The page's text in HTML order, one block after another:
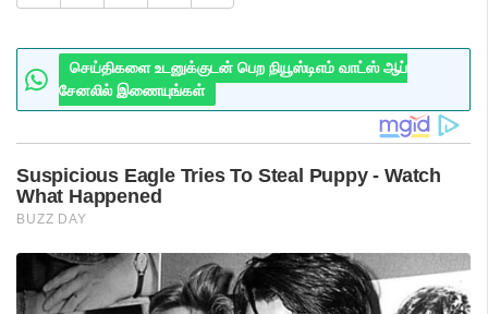
செய்திகளை உடனுக்குடன் பெற நியூஸ்டிஎம் வாட்ஸ் ஆப்
சேனலில் இணையுங்கள்